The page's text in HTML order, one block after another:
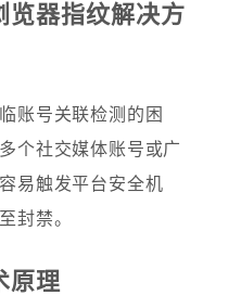
览器指纹解决方
账号关联检测的困
个社交媒体账号或广
易触发平台安全机
封禁。
原理